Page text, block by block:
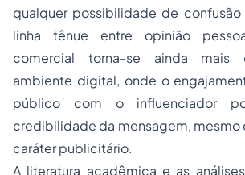
qualquer possibilidade de confusão
linha tênue entre opinião
comercial torna-se ainda mais
ambiente digital, onde o
público com o influenciador
credibilidade da mensagem, mesmo
caráter publicitário.
A literatura acadêmica e as